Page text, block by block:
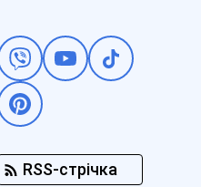
RSS-стрічка